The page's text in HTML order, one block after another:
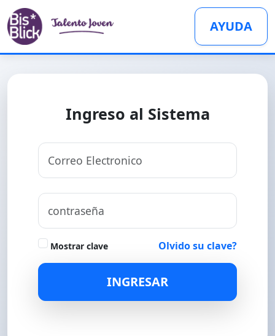
AYUDA
Ingreso al Sistema
Mostrar clave Olvido su clave?
INGRESAR